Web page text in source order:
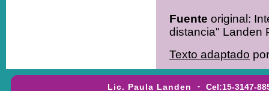
Fuente original:
distancia" Landen
Texto adaptado